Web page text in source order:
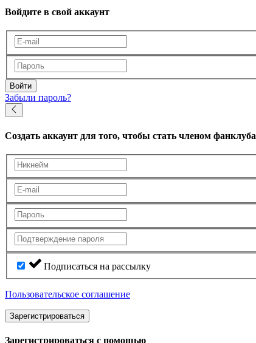
Войдите в свой аккаунт
Войти
Забыли пароль?
Создать аккаунт для того, чтобы стать членом фанклуба
Подписаться на рассылку
Пользовательское соглашение
Зарегистрироваться
Зарегистрироваться с помощью